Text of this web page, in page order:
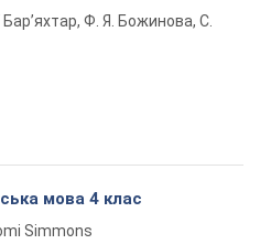
Бар’яхтар, Ф. Я. Божинова, С.
мова 4 клас
Simmons